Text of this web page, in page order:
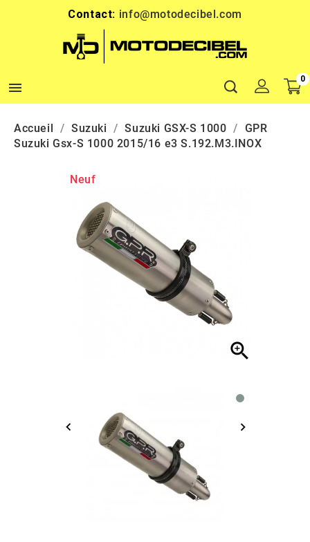
Contact: info@motodecibel.com

0
Accueil Suzuki Suzuki GSX-S 1000
GPR
Suzuki Gsx-S 1000 2015/16 e3 S.192.M3.INOX
Neuf
